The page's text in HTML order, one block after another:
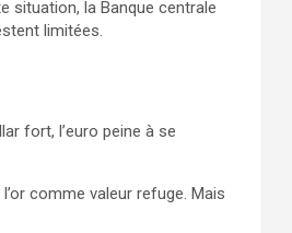
situation, la Banque centrale
limitées.
fort, l’euro peine à se
comme valeur refuge. Mais